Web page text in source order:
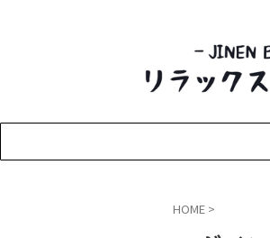
HOME >